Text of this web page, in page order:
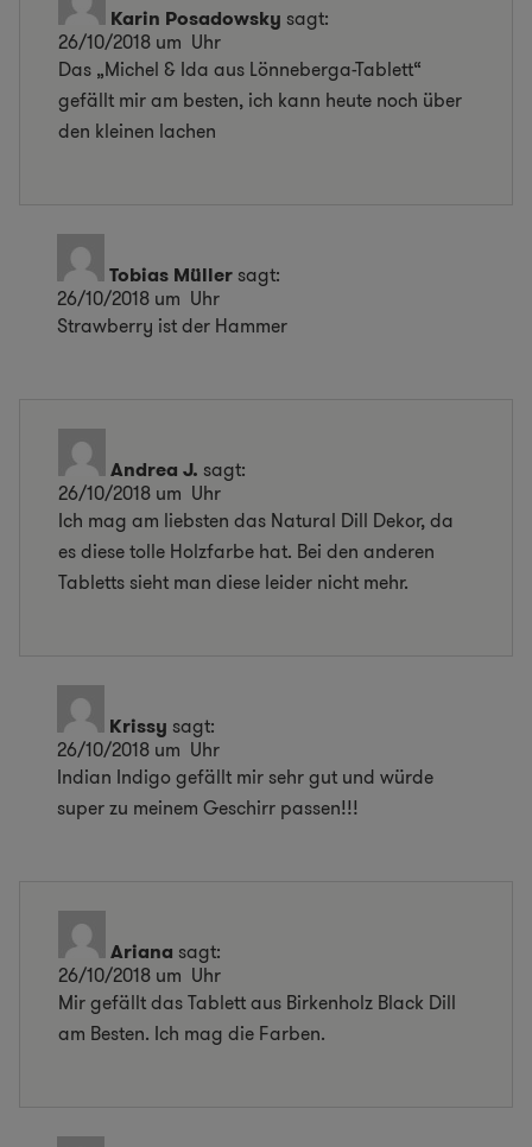
Karin Posadowsky sagt:
26/10/2018 um Uhr
Das „Michel & Ida aus Lönneberga-Tablett“
gefällt mir am besten, ich kann heute noch über
den kleinen lachen
Tobias Müllersagt:
26/10/2018 um Uhr
Strawberry ist der Hammer
Andrea J. sagt:
26/10/2018 um Uhr
Ich mag am liebsten das Natural Dill Dekor, da
es diese tolle Holzfarbe hat. Bei den anderen
Tabletts sieht man diese leider nicht mehr.
Krissy sagt:
26/10/2018 um Uhr
Indian Indigo gefällt mir sehr gut und würde
super zu meinem Geschirr passen!!!
Ariana sagt:
26/10/2018 um Uhr
Mir gefällt das Tablett aus Birkenholz Black Dill
am Besten. Ich mag die Farben.